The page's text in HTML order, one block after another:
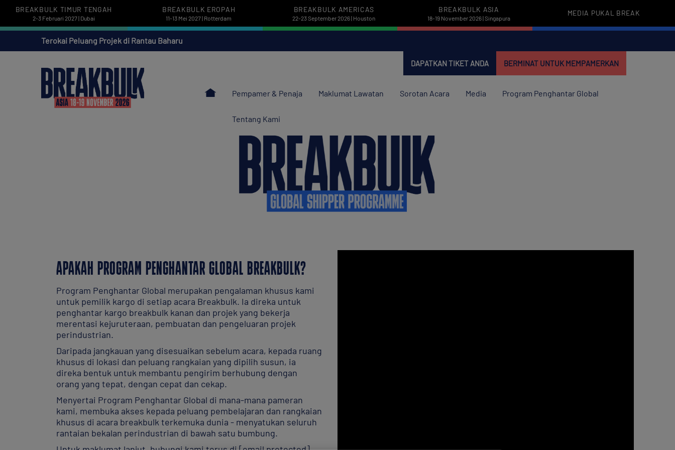
BREAKBULK TIMUR TENGAH
2-3 Februari 2027 | Dubai
BREAKBULK EROPAH
11-13 Mei 2027 | Rotterdam
BREAKBULK AMERICAS
22-23 September 2026 | Houston
BREAKBULK ASIA
18-19 November 2026 | Singapura
MEDIA PUKAL BREAK
Terokai Peluang Projek di Rantau Baharu
DAPATKAN TIKET ANDA BERMINAT UNTUK MEMPAMERKAN
Pempamer & Penaja Maklumat Lawatan Sorotan Acara Media Program Penghantar Global
Tentang Kami
APAKAH PROGRAM PENGHANTAR GLOBAL BREAKBULK?
Program Penghantar Global merupakan pengalaman khusus kami
untuk pemilik kargo di setiap acara Breakbulk. Ia direka untuk
penghantar kargo breakbulk kanan dan projek yang bekerja
merentasi kejuruteraan, pembuatan dan pengeluaran projek
perindustrian.
Daripada jangkauan yang disesuaikan sebelum acara, kepada ruang
khusus di lokasi dan peluang rangkaian yang dipilih susun, ia
direka bentuk untuk membantu pengirim berhubung dengan
orang yang tepat, dengan cepat dan cekap.
Menyertai Program Penghantar Global di mana-mana pameran
kami, membuka akses kepada peluang pembelajaran dan rangkaian
khusus di acara breakbulk terkemuka dunia - menyatukan seluruh
rantaian bekalan perindustrian di bawah satu bumbung.